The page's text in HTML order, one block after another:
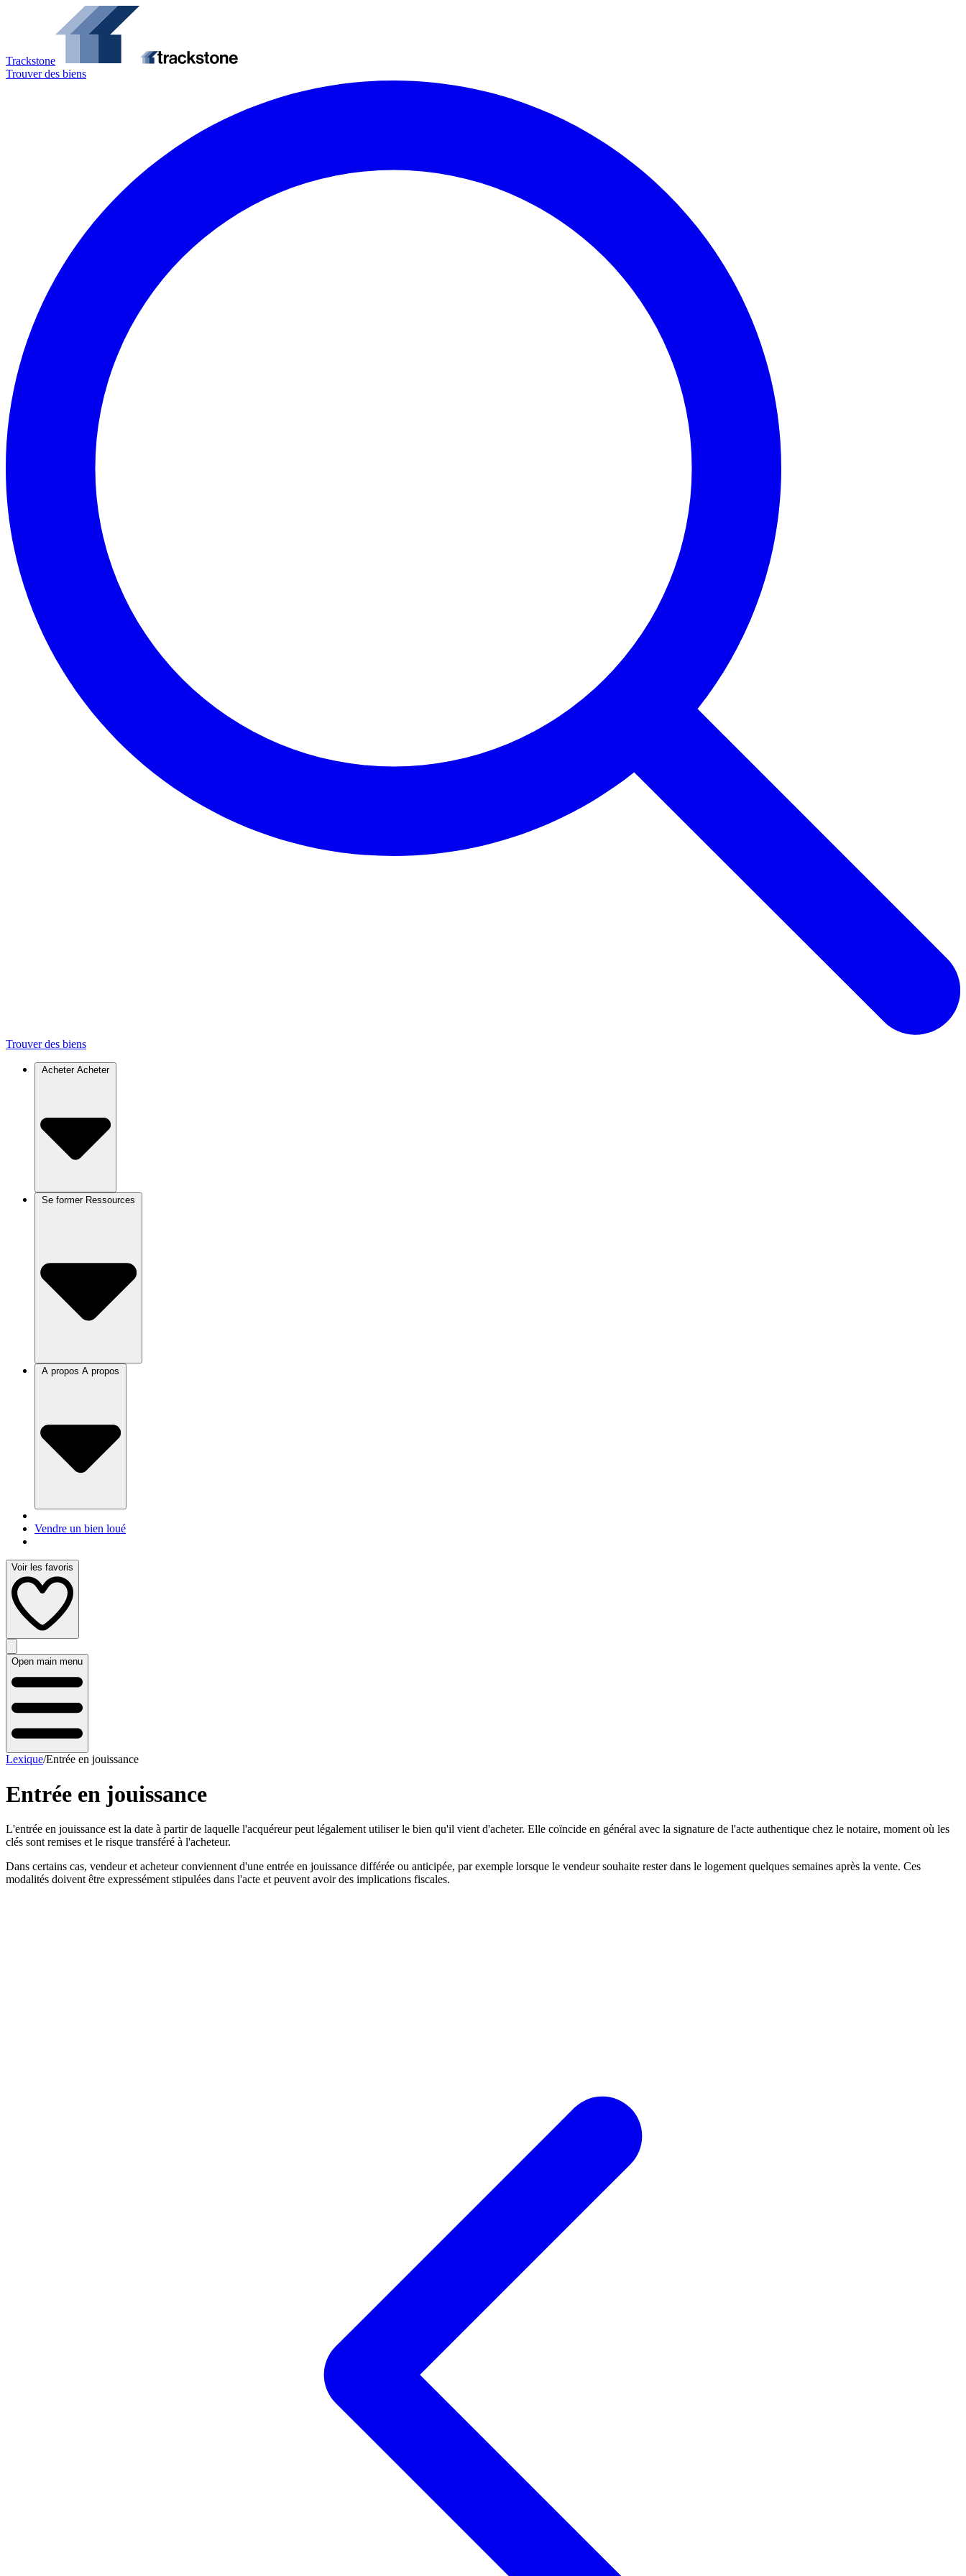
Trackstone
Trouver des biens
Trouver des biens
Acheter Acheter
Se former
A propos
Vendre un bien loué
Voir les favoris
Open main menu
Lexique/Entrée en jouissance
Entrée en jouissance
L'entrée en jouissance est la date à partir de laquelle l'acquéreur peut légalement utiliser le bien qu'il vient d'acheter. Elle coïncide en général avec la signature de l'acte authentique chez le notaire, moment où les
clés sont remises et le risque transféré à l'acheteur.
Dans certains cas, vendeur et acheteur conviennent d'une entrée en jouissance différée ou anticipée, par exemple lorsque le vendeur souhaite rester dans le logement quelques semaines après la vente. Ces
modalités doivent être expressément stipulées dans l'acte et peuvent avoir des implications fiscales.